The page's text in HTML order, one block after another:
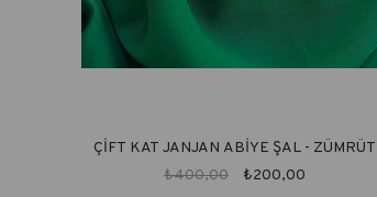
ÇİFT KAT JANJAN ABİYE ŞAL - ZÜMRÜT
₺200,00
₺400,00